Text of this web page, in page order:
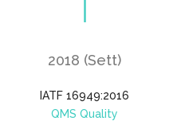
2018 (Sett)
IATF 16949:2016
QMS Quality